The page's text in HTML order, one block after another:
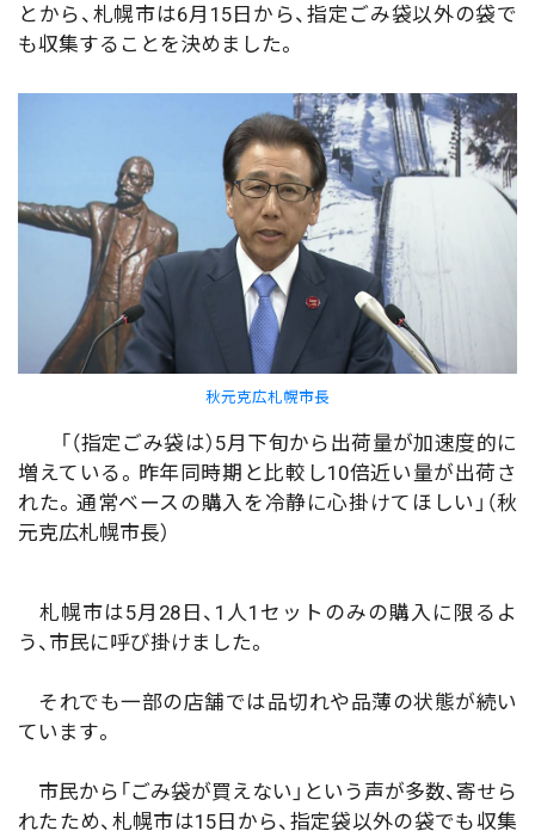
とから、札幌市は6月15日から、指定ごみ袋以外の袋で
も収集することを決めました。
秋元克広札幌市長
「（指定ごみ袋は）5月下旬から出荷量が加速度的に
増えている。昨年同時期と比較し10倍近い量が出荷さ
れた。通常ベースの購入を冷静に心掛けてほしい」（秋
元克広札幌市長）
札幌市は5月28日、1人1セットのみの購入に限るよ
う、市民に呼び掛けました。
それでも一部の店舗では品切れや品薄の状態が続い
ています。
市民から「ごみ袋が買えない」という声が多数、寄せら
れたため、札幌市は15日から、指定袋以外の袋でも収集